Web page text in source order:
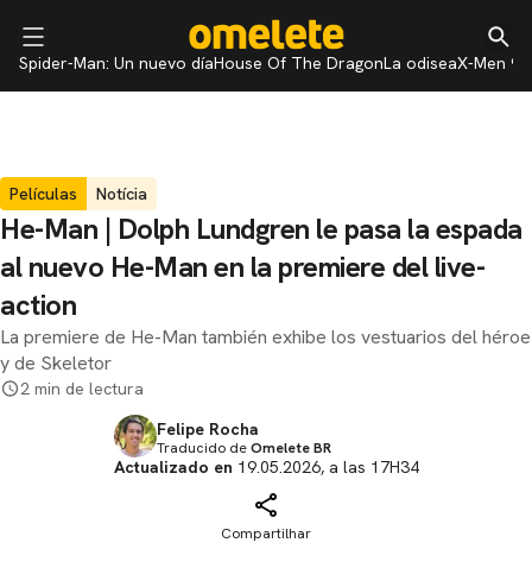
Spider-Man: Un nuevo díaHouse Of The DragonLa odiseaX-Men 97
Películas Notícia
He-Man | Dolph Lundgren le pasa la espada
al nuevo He-Man en la premiere del live-
action
La premiere de He-Man también exhibe los vestuarios del héroe
y de Skeletor
2 min de lectura
Felipe Rocha
Traducido deOmelete BR
Actualizado en 19.05.2026, a las 17H34
Compartilhar